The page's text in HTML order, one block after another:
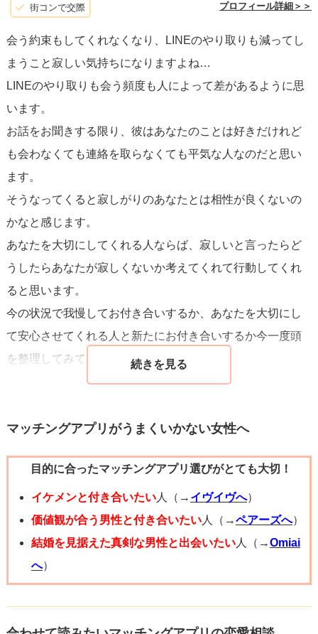
街コンで交際 プロフィール詳細＞＞
会う約束もしてくれなくなり、LINEのやり取りも減ってし
まうこと寂しい気持ちになりますよね…
LINEのやり取りも会う頻度も人によって差があるように思
います。
お話をお聞きする限り、彼はあなたのことは好きだけれど
も会わなくても連絡を取らなくても平気な人なのだと思い
ます。
そうなってくると寂しがりのあなたとは相性が良くないの
かなと感じます。
あなたを大切にしてくれる人ならば、寂しいと言ったらど
うしたらあなたが寂しくないか考えてくれて行動してくれ
ると思います。
今の状況で我慢してお付き合いするか、あなたを大切にし
て安心させてくれる人と新たにお付き合いするか今一度頭
を整理してみてほしいなと思います。
マッチングアプリがうまくいかない女性へ
目的に合ったマッチングアプリ選びがとても大切！
イケメンと付き合いたい人（→ イヴイヴへ）
価値観が合う男性と付き合いたい人（→ペアーズへ）
結婚を見据えた真剣な男性と出会いたい人（→Omiai
へ）